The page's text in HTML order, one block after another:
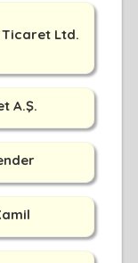
Ticaret Ltd.
A.Ş.